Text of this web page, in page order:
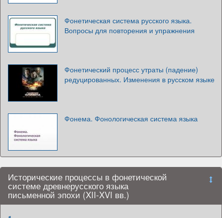
Фонетическая система русского языка.
Вопросы для повторения и упражнения
Фонетический процесс утраты (падение)
редуцированных. Изменения в русском языке
Фонема. Фонологическая система языка
Исторические процессы в фонетической
системе древнерусского языка
письменной эпохи (XII-XVI вв.)